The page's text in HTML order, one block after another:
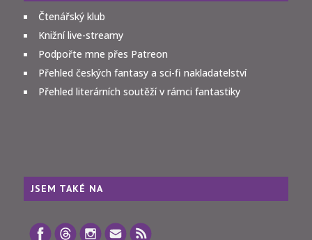
Čtenářský klub
Knižní live-streamy
Podpořte mne přes Patreon
Přehled českých fantasy a sci-fi nakladatelství
Přehled literárních soutěží v rámci fantastiky
JSEM TAKÉ NA